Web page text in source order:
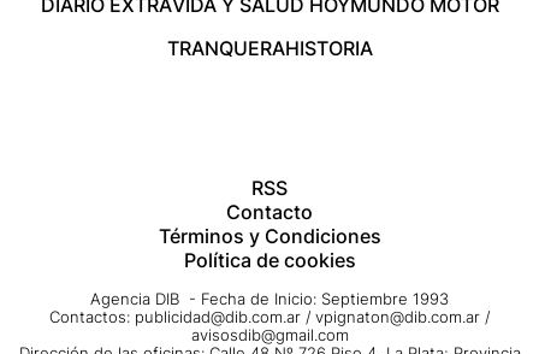
TRANQUERAHISTORIA
RSS
Contacto
Términos y Condiciones
Política de cookies
Agencia DIB - Fecha de Inicio: Septiembre 1993
Contactos: publicidad@dib.com.ar / vpignaton@dib.com.ar /
avisosdib@gmail.com